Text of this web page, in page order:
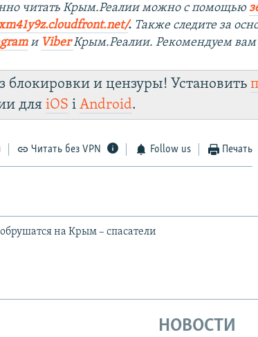
читать Крым.Реалии можно с помощью
. ​ Также следите за
m и ViberКрым.Реалии. Рекомендуем вам
блокировки и цензуры! Установить
дляiOS іAndroid.
Читать без VPN Follow us Печать
на Крым – спасатели
НОВОСТИ